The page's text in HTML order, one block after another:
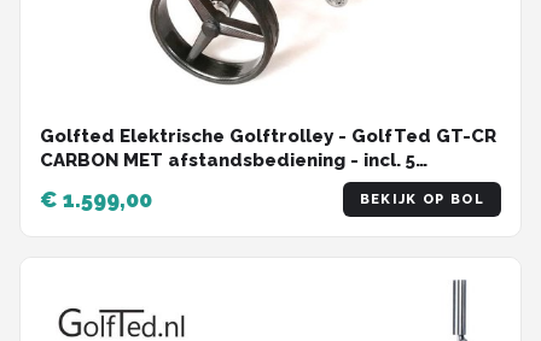
Golfted Elektrische Golftrolley - GolfTed GT-CR
CARBON MET afstandsbediening - incl. 5
€ 1.599,00 BEKIJK OP BOL